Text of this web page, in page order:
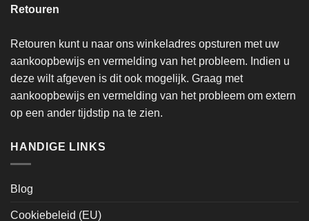
Retouren
Retouren kunt u naar ons winkeladres opsturen met uw
aankoopbewijs en vermelding van het probleem. Indien u
deze wilt afgeven is dit ook mogelijk. Graag met
aankoopbewijs en vermelding van het probleem om extern
op een ander tijdstip na te zien.
HANDIGE LINKS
Blog
Cookiebeleid (EU)